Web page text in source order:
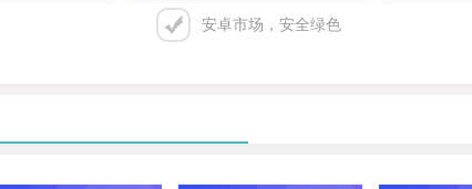
安卓市场，安全绿色